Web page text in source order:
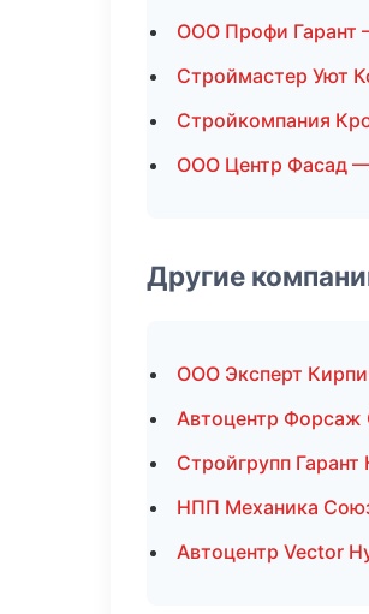
ООО Профи Гарант
Строймастер Уют
Стройкомпания
ООО Центр Фасад
Другие
ООО Эксперт
Автоцентр Форсаж
Стройгрупп
НПП Механика
Автоцентр Vector